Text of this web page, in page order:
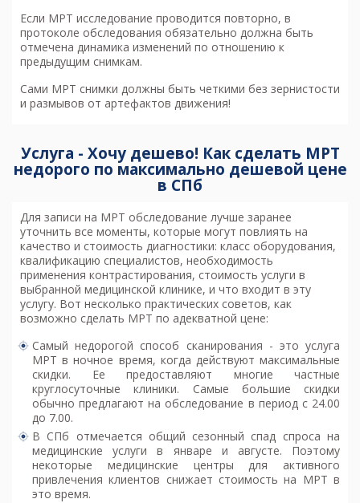
Если МРТ исследование проводится повторно, в
протоколе обследования обязательно должна быть
отмечена динамика изменений по отношению к
предыдущим снимкам.
Сами МРТ снимки должны быть четкими без зернистости
и размывов от артефактов движения!
Услуга - Хочу дешево! Как сделать МРТ
недорого по максимально дешевой цене
в СПб
Для записи на МРТ обследование лучше заранее
уточнить все моменты, которые могут повлиять на
качество и стоимость диагностики: класс оборудования,
квалификацию специалистов, необходимость
применения контрастирования, стоимость услуги в
выбранной медицинской клинике, и что входит в эту
услугу. Вот несколько практических советов, как
возможно сделать МРТ по адекватной цене:
Самый недорогой способ сканирования - это услуга
МРТ в ночное время, когда действуют максимальные
скидки. Ее предоставляют многие частные
круглосуточные клиники. Самые большие скидки
обычно предлагают на обследование в период с 24.00
до 7.00.
В СПб отмечается общий сезонный спад спроса на
медицинские услуги в январе и августе. Поэтому
некоторые медицинские центры для активного
привлечения клиентов снижает стоимость на МРТ в
это время.